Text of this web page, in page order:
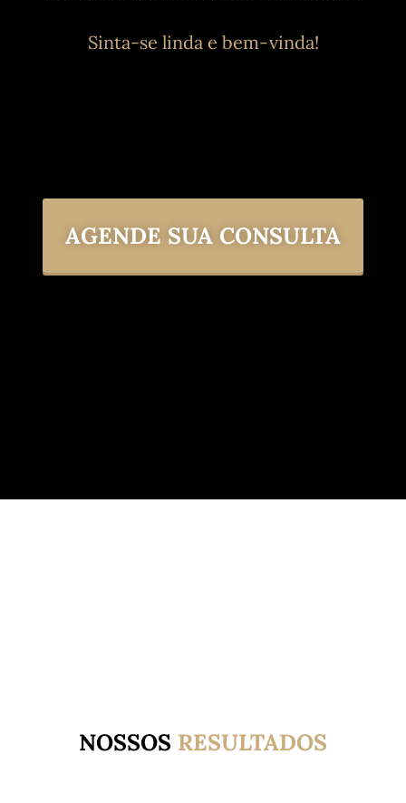
Sinta-se linda e bem-vinda!
AGENDE SUA CONSULTA
NOSSOS RESULTADOS